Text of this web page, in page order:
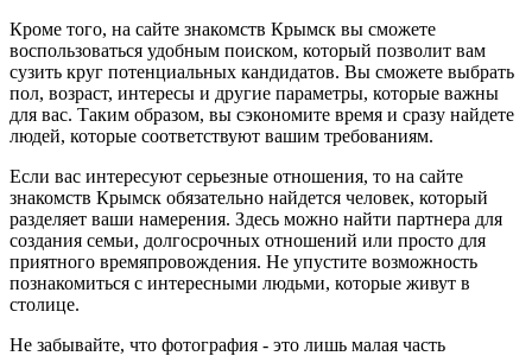
Кроме того, на сайте знакомств Крымск вы сможете
воспользоваться удобным поиском, который позволит вам
сузить круг потенциальных кандидатов. Вы сможете выбрать
пол, возраст, интересы и другие параметры, которые важны
для вас. Таким образом, вы сэкономите время и сразу найдете
людей, которые соответствуют вашим требованиям.
Если вас интересуют серьезные отношения, то на сайте
знакомств Крымск обязательно найдется человек, который
разделяет ваши намерения. Здесь можно найти партнера для
создания семьи, долгосрочных отношений или просто для
приятного времяпровождения. Не упустите возможность
познакомиться с интересными людьми, которые живут в
столице.
Не забывайте, что фотография - это лишь малая часть